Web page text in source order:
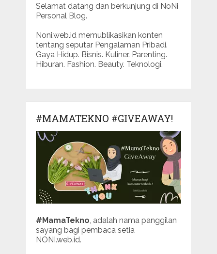
Selamat datang dan berkunjung di NoNi
Personal Blog.
Noni.web.id memublikasikan konten
tentang seputar Pengalaman Pribadi.
Gaya Hidup. Bisnis. Kuliner. Parenting.
Hiburan. Fashion. Beauty. Teknologi.
#MAMATEKNO #GIVEAWAY!
#MamaTekno, adalah nama panggilan
sayang bagi pembaca setia
NONI.web.id.